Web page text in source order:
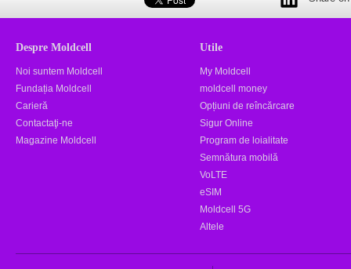
Despre Moldcell
Noi suntem Moldcell
Fundația Moldcell
Carieră
Contactaţi-ne
Magazine Moldcell
Utile
My Moldcell
moldcell money
Opțiuni de reîncărcare
Sigur Online
Program de loialitate
Semnătura mobilă
VoLTE
eSIM
Moldcell 5G
Altele